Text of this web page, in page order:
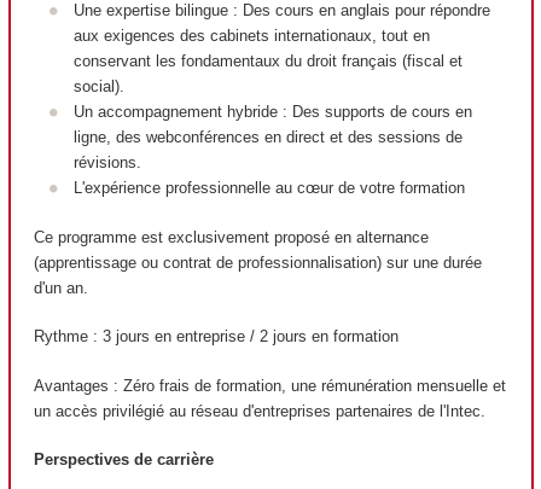
Une expertise bilingue : Des cours en anglais pour répondre
aux exigences des cabinets internationaux, tout en
conservant les fondamentaux du droit français (fiscal et
social).
Un accompagnement hybride : Des supports de cours en
ligne, des webconférences en direct et des sessions de
révisions.
L'expérience professionnelle au cœur de votre formation
Ce programme est exclusivement proposé en alternance
(apprentissage ou contrat de professionnalisation) sur une durée
d'un an.
Rythme : 3 jours en entreprise / 2 jours en formation
Avantages : Zéro frais de formation, une rémunération mensuelle et
un accès privilégié au réseau d'entreprises partenaires de l'Intec.
Perspectives de carrière